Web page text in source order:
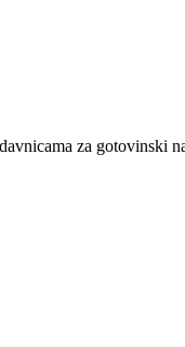
za gotovinski